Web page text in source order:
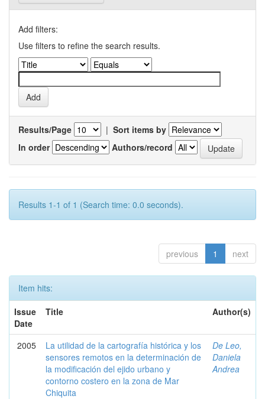
Add filters:
Use filters to refine the search results.
Results/Page | Sort items by
In order
Authors/record
Results 1-1 of 1 (Search time: 0.0 seconds).
previous 1 next
Item hits:
Issue
Date
Title Author(s)
2005
La utilidad de la cartografía histórica y los
sensores remotos en la determinación de
la modificación del ejido urbano y
contorno costero en la zona de Mar
Chiquita
De Leo,
Daniela
Andrea